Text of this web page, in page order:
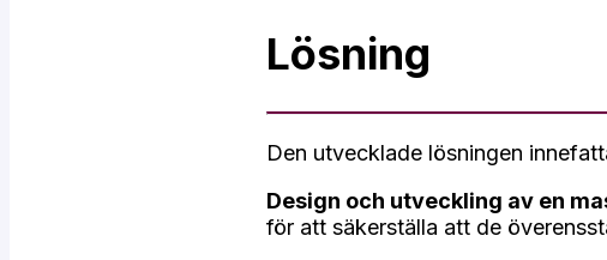
Lösning
Den utvecklade lösningen
Design och utveckling av en
för att säkerställa att de